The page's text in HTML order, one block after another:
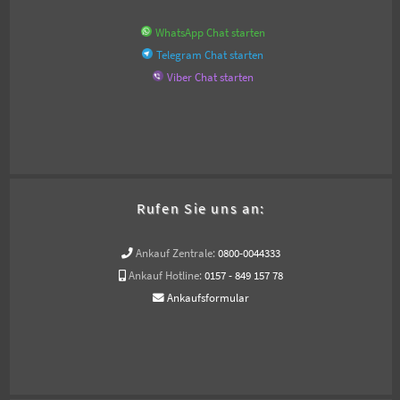
WhatsApp Chat starten
Telegram Chat starten
Viber Chat starten
Rufen Sie uns an:
Ankauf Zentrale: 0800-0044333
Ankauf Hotline: 0157 - 849 157 78
Ankaufsformular